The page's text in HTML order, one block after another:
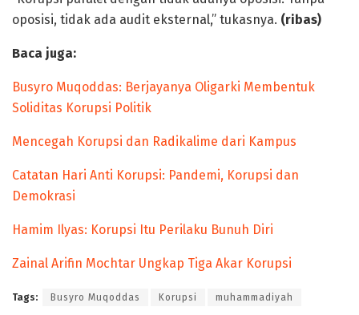
oposisi, tidak ada audit eksternal,” tukasnya. (ribas)
Baca juga:
Busyro Muqoddas: Berjayanya Oligarki Membentuk
Soliditas Korupsi Politik
Mencegah Korupsi dan Radikalime dari Kampus
Catatan Hari Anti Korupsi: Pandemi, Korupsi dan
Demokrasi
Hamim Ilyas: Korupsi Itu Perilaku Bunuh Diri
Zainal Arifin Mochtar Ungkap Tiga Akar Korupsi
Tags: Busyro Muqoddas Korupsi muhammadiyah